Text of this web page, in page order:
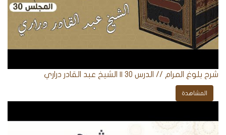
شرح بلوغ المرام // الدرس 30 || الشيخ عبد القادر دراري
المشاهدة